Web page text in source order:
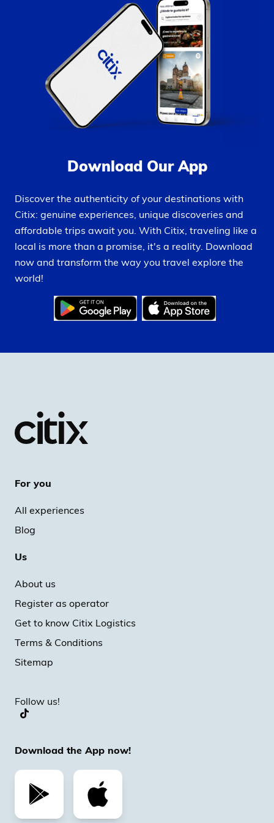
Download Our App
Discover the authenticity of your destinations with
Citix: genuine experiences, unique discoveries and
affordable trips await you. With Citix, traveling like a
local is more than a promise, it's a reality. Download
now and transform the way you travel explore the
world!
For you
All experiences
Blog
Us
About us
Register as operator
Get to know Citix Logistics
Terms & Conditions
Sitemap
Follow us!
Download the App now!